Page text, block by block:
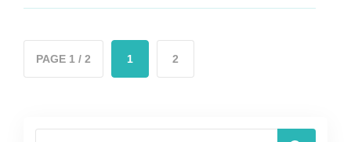
PAGE 1 / 2 1 2